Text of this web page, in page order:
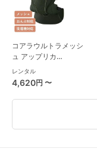
コアラウルトラメッシ
ュ アップリカ
(aprica) 抱っこ紐・
おんぶ紐
レンタル
4,620円 〜